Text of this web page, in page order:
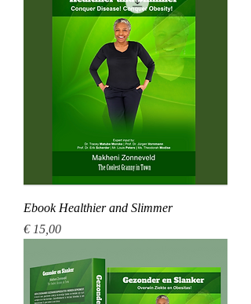
Ebook Healthier and Slimmer
Price
€ 15,00